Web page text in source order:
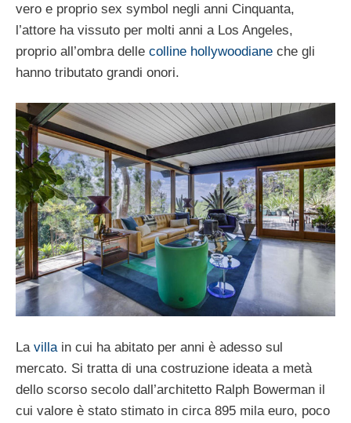
vero e proprio sex symbol negli anni Cinquanta,
l’attore ha vissuto per molti anni a Los Angeles,
proprio all’ombra delle colline hollywoodiane che gli
hanno tributato grandi onori.
La villain cui ha abitato per anni è adesso sul
mercato. Si tratta di una costruzione ideata a metà
dello scorso secolo dall’architetto Ralph Bowerman il
cui valore è stato stimato in circa 895 mila euro, poco